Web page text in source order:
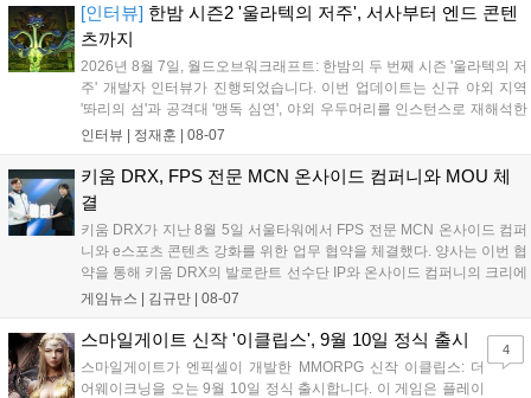
김영만 회장은 10년 만에 재추진되는 이번 시상식이 e스포츠의
성과와 가치를 널리 알리는 권위 있는 행사가 되도록 노력하겠다
고 밝혔습니다....
[인터뷰] 한밤 시즌2 '울라텍의 저주', 서사부터 엔드 콘텐
츠까지
2026년 8월 7일, 월드오브워크래프트: 한밤의 두 번째 시즌 '울라텍의 저
주' 개발자 인터뷰가 진행되었습니다. 이번 업데이트는 신규 야외 지역
'똬리의 섬'과 공격대 '맹독 심연', 야외 우두머리를 인스턴스로 재해석한
'소굴'을 포함합니다. 개발진은 하우징 시스템 개선 및 신화+ 던전 로테이
를 표했습니다....
인터뷰 | 정재훈 08-07
키움 DRX, FPS 전문 MCN 온사이드 컴퍼니와 MOU 체
결
키움 DRX가 지난 8월 5일 서울타워에서 FPS 전문 MCN 온사이드 컴퍼
니와 e스포츠 콘텐츠 강화를 위한 업무 협약을 체결했다. 양사는 이번 협
약을 통해 키움 DRX의 발로란트 선수단 IP와 온사이드 컴퍼니의 크리에
이터 네트워크를 결합하여 정규 및 특별 콘텐츠를 공동 기획한다. 또한
오프라인 연계 프로그램을 순차적으로 선보이며 e스포츠 생태계 확장에
나설 계획이다....
게임뉴스 | 김규만 08-07
스마일게이트 신작 '이클립스', 9월 10일 정식 출시
스마일게이트가 엔픽셀이 개발한 MMORPG 신작 이클립스: 더
어웨이크닝을 오는 9월 10일 정식 출시합니다. 이 게임은 플레이
4